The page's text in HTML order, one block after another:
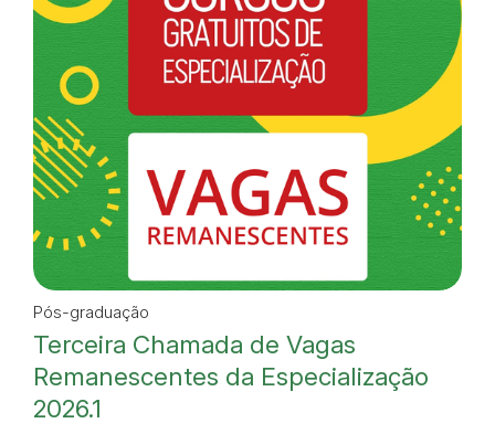
Pós-graduação
Terceira Chamada de Vagas
Remanescentes da Especialização
2026.1